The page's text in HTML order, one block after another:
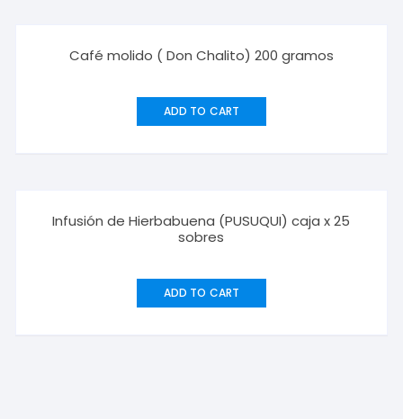
Café molido ( Don Chalito) 200 gramos
ADD TO CART
Infusión de Hierbabuena (PUSUQUI) caja x 25
sobres
ADD TO CART